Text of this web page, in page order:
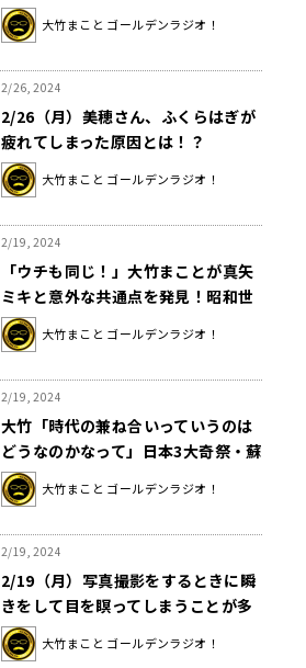
応
大竹まこと ゴールデンラジオ！
2/26, 2024
2/26（月）美穂さん、ふくらはぎが
疲れてしまった原因とは！？
大竹まこと ゴールデンラジオ！
2/19, 2024
「ウチも同じ！」大竹まことが真矢
ミキと意外な共通点を発見！昭和世
代はみんなカンペに慣れてた？
大竹まこと ゴールデンラジオ！
2/19, 2024
大竹「時代の兼ね合いっていうのは
どうなのかなって」日本3大奇祭・蘇
民祭が千年以上の歴史に幕
大竹まこと ゴールデンラジオ！
2/19, 2024
2/19（月）写真撮影をするときに瞬
きをして目を瞑ってしまうことが多
い美穂さん！
大竹まこと ゴールデンラジオ！